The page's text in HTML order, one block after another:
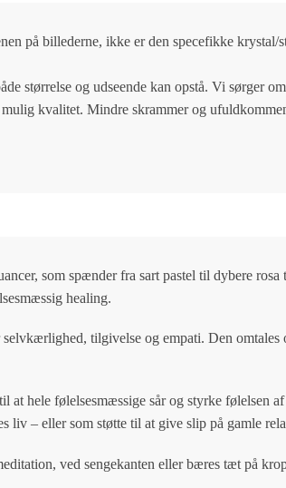
på billederne, ikke er den specefikke krystal/
størrelse og udseende kan opstå. Vi sørger
kvalitet. Mindre skrammer og
som spænder fra sart pastel til dybere
healing.
tilgivelse og empati. Den omtales
at hele følelsesmæssige sår og styrke følelsen
liv – eller som støtte til at give slip på gamle
ved sengekanten eller bæres tæt på